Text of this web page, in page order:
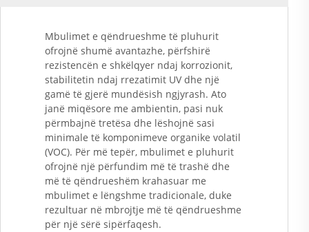
Mbulimet e qëndrueshme të pluhurit
ofrojnë shumë avantazhe, përfshirë
rezistencën e shkëlqyer ndaj korrozionit,
stabilitetin ndaj rrezatimit UV dhe një
gamë të gjerë mundësish ngjyrash. Ato
janë miqësore me ambientin, pasi nuk
përmbajnë tretësa dhe lëshojnë sasi
minimale të komponimeve organike volatil
(VOC). Për më tepër, mbulimet e pluhurit
ofrojnë një përfundim më të trashë dhe
më të qëndrueshëm krahasuar me
mbulimet e lëngshme tradicionale, duke
rezultuar në mbrojtje më të qëndrueshme
për një sërë sipërfaqesh.